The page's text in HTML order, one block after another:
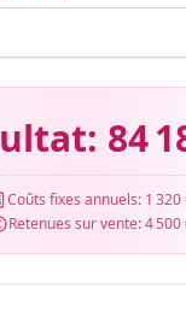
84
Coûts fixes annuels: 1 320
Retenues sur vente:4 500